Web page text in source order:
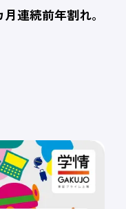
連続前年割れ。